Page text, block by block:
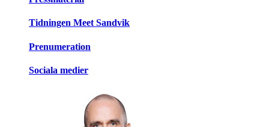
Tidningen Meet Sandvik
Prenumeration
Sociala medier